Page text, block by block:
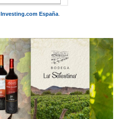
Investing.com España